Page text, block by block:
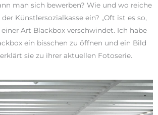
man sich bewerben? Wie und wo reiche
Künstlersozialkasse ein? „Oft ist es so,
Art Blackbox verschwindet. Ich habe
ein bisschen zu öffnen und ein Bild
sie zu ihrer aktuellen Fotoserie.